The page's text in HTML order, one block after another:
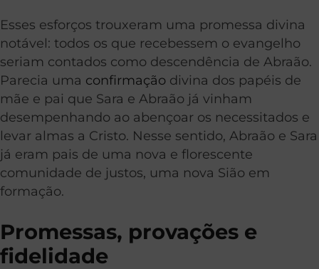
Esses esforços trouxeram uma promessa divina
notável: todos os que recebessem o evangelho
seriam contados como descendência de Abraão.
Parecia uma confirmação divina dos papéis de
mãe e pai que Sara e Abraão já vinham
desempenhando ao abençoar os necessitados e
levar almas a Cristo. Nesse sentido, Abraão e Sara
já eram pais de uma nova e florescente
comunidade de justos, uma nova Sião em
formação.
Promessas, provações e
fidelidade